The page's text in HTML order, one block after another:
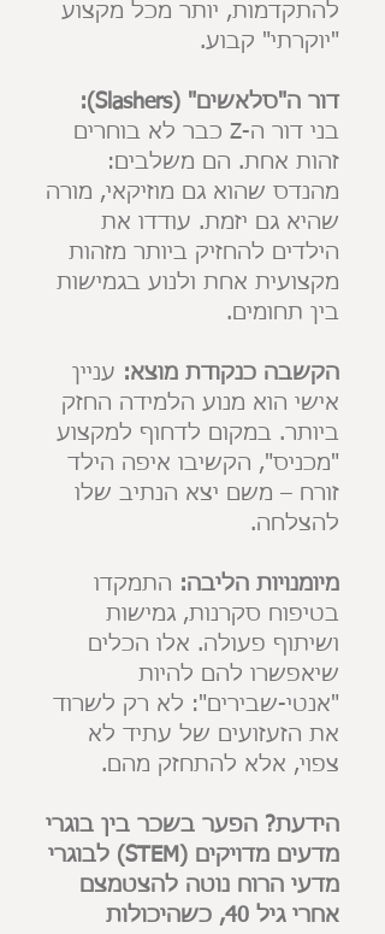
להתקדמות, יותר מכל מקצוע
"יוקרתי" קבוע.
דור ה"סלאשים" (Slashers):
בני דור ה-Z כבר לא בוחרים
זהות אחת. הם משלבים:
מהנדס שהוא גם מוזיקאי, מורה
שהיא גם יזמת. עודדו את
הילדים להחזיק ביותר מזהות
מקצועית אחת ולנוע בגמישות
בין תחומים.
הקשבה כנקודת מוצא: עניין
אישי הוא מנוע הלמידה החזק
ביותר. במקום לדחוף למקצוע
"מכניס", הקשיבו איפה הילד
זורח – משם יצא הנתיב שלו
להצלחה.
מיומנויות הליבה: התמקדו
בטיפוח סקרנות, גמישות
ושיתוף פעולה. אלו הכלים
שיאפשרו להם להיות
"אנטי-שבירים": לא רק לשרוד
את הזעזועים של עתיד לא
צפוי, אלא להתחזק מהם.
הידעת? הפער בשכר בין בוגרי
מדעים מדויקים (STEM) לבוגרי
מדעי הרוח נוטה להצטמצם
אחרי גיל 40, כשהיכולות